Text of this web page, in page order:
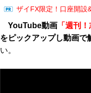
ザイFX限定！口座開設
YouTube動画 「週刊
をピックアップし動画で
い。